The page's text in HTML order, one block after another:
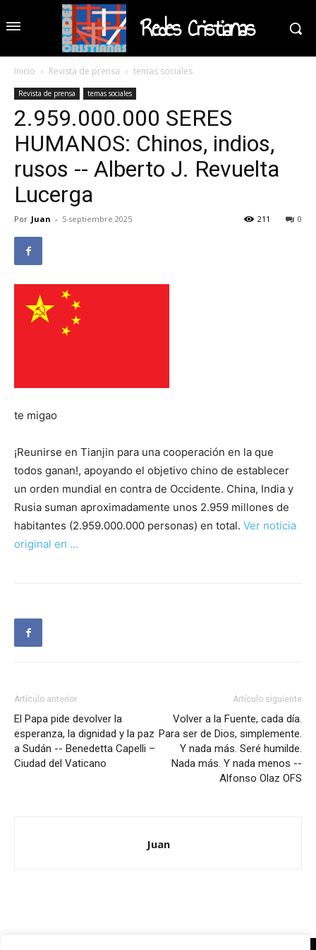
Redes Cristianas
Inicio Revista de prensa temas sociales
Revista de prensa temas sociales
2.959.000.000 SERES
HUMANOS: Chinos, indios,
rusos -- Alberto J. Revuelta
Lucerga
Por Juan - 5 septiembre 2025 0
211
te migao
¡Reunirse en Tianjin para una cooperación en la que
todos ganan!, apoyando el objetivo chino de establecer
un orden mundial en contra de Occidente. China, India y
Rusia suman aproximadamente unos 2.959 millones de
habitantes (2.959.000.000 personas) en total. Ver noticia
original en …
Artículo anterior
El Papa pide devolver la
esperanza, la dignidad y la paz
a Sudán -- Benedetta Capelli –
Ciudad del Vaticano
Artículo siguiente
Volver a la Fuente, cada día.
Para ser de Dios, simplemente.
Y nada más. Seré humilde.
Nada más. Y nada menos --
Alfonso Olaz OFS
Juan